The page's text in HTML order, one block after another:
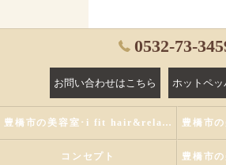
0532-73-
お問い合わせはこちら ホットペッ
豊橋市の美容室･i fit hair&relaxの評判
コンセプト